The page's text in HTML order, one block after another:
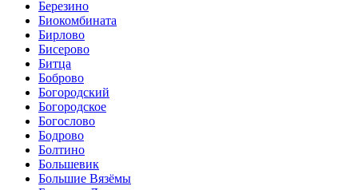
Березино
Биокомбината
Бирлово
Бисерово
Битца
Боброво
Богородский
Богородское
Богослово
Бодрово
Болтино
Большевик
Большие Вязёмы